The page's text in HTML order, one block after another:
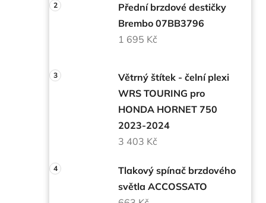
Přední brzdové destičky
Brembo 07BB3796
1 695 Kč
Větrný štítek - čelní plexi
WRS TOURING pro
HONDA HORNET 750
2023-2024
3 403 Kč
Tlakový spínač brzdového
světla ACCOSSATO